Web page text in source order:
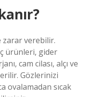
zarar verebilir.
ürünleri, gider
cam cilası, alçı ve
Gözlerinizi
ovalamadan sıcak